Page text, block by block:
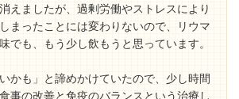
えましたが、過剰労働やストレスにより
まったことには変わりないので、リウマ
でも、もう少し飲もうと思っています。
かも」と諦めかけていたので、少し時間
事の改善と免疫のバランスという治療し